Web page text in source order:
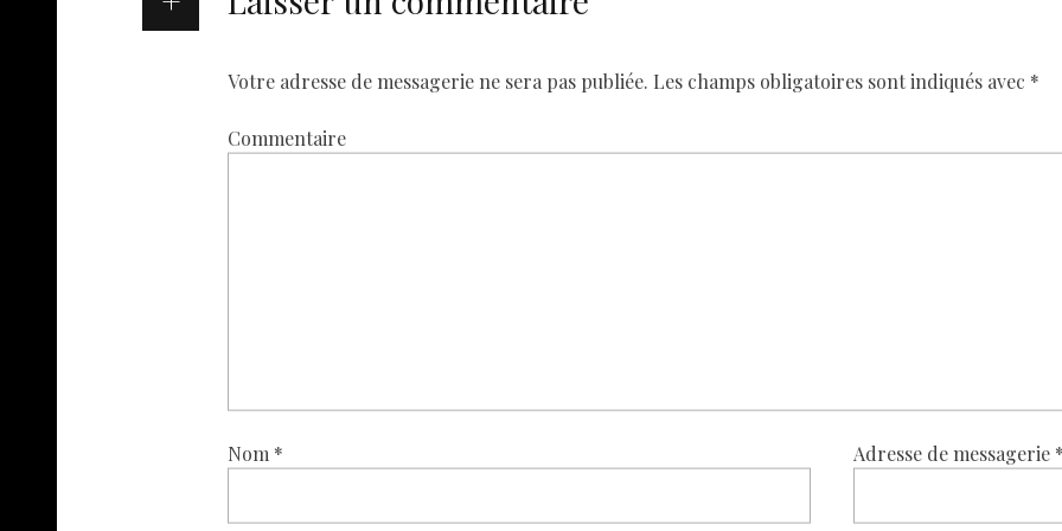
Votre adresse de messagerie ne sera pas publiée. Les champs obligatoires sont indiqués avec *
Commentaire
Nom * Adresse de messagerie